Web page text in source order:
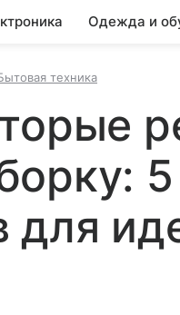
Одежда и
техника
5